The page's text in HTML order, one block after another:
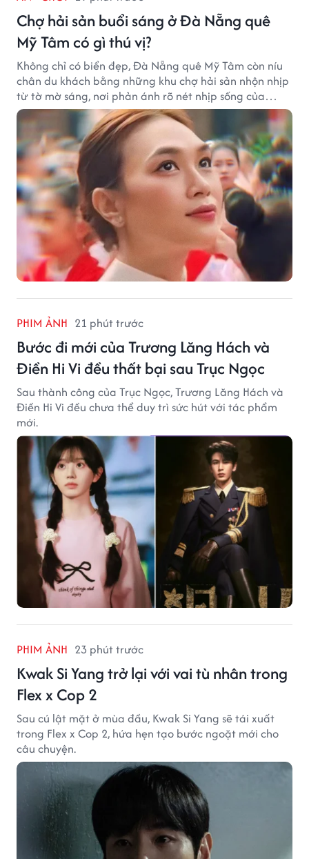
Chợ hải sản buổi sáng ở Đà Nẵng quê
Mỹ Tâm có gì thú vị?
Không chỉ có biển đẹp, Đà Nẵng quê Mỹ Tâm còn níu
chân du khách bằng những khu chợ hải sản nhộn nhịp
từ tờ mờ sáng, nơi phản ánh rõ nét nhịp sống của
thành phố biển.
PHIM ẢNH 21 phút trước
Bước đi mới của Trương Lăng Hách và
Điền Hi Vi đều thất bại sau Trục Ngọc
Sau thành công của Trục Ngọc, Trương Lăng Hách và
Điền Hi Vi đều chưa thể duy trì sức hút với tác phẩm
mới.
PHIM ẢNH 23 phút trước
Kwak Si Yang trở lại với vai tù nhân trong
Flex x Cop 2
Sau cú lật mặt ở mùa đầu, Kwak Si Yang sẽ tái xuất
trong Flex x Cop 2, hứa hẹn tạo bước ngoặt mới cho
câu chuyện.